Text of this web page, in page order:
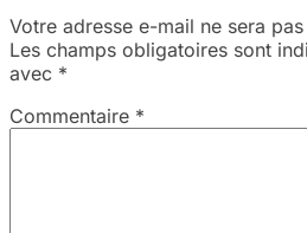
Votre adresse e-mail ne sera
Les champs obligatoires sont
avec *
Commentaire *